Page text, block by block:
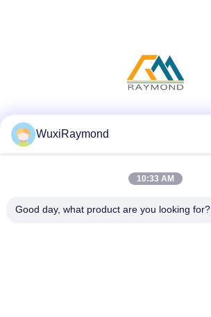
WuxiRaymond
10:33 AM
Good day, what product are you looking for?